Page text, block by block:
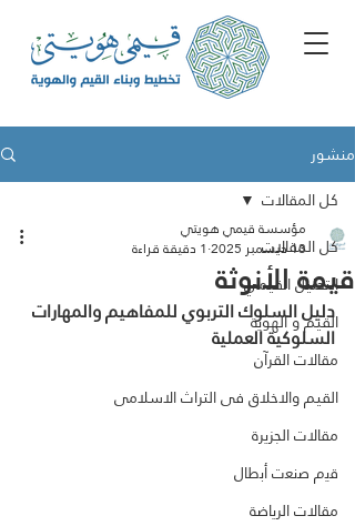
منشور
كل المقالات
التحليل القيمي
القيم و الهوية
مقالات القرآن
القيم والاخلاق فى التراث الاسلامى
مقالات الجزيرة
ﻗﯾم ﺻﻧﻌت أﺑطﺎل
مقالات الرياضة
كل المقالات
قيمة الأنوثة
مؤسسة قيمي هويتي
13 ديسمبر 2025
1 دقيقة قراءة
دليل السلوك التربوي للمفاهيم والمهارات
السلوكية العملية